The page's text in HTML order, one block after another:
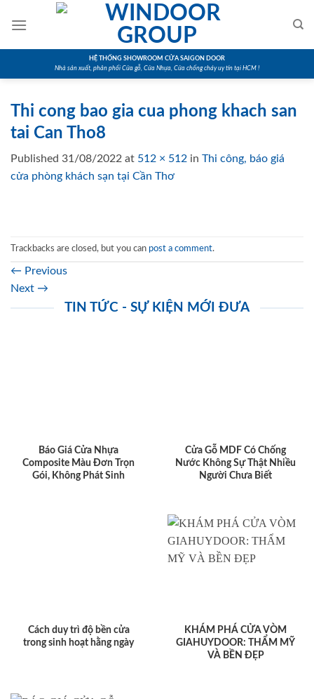
HỆ THỐNG SHOWROOM CỬA SAIGON DOOR
Nhà sản xuất, phân phối Cửa gỗ, Cửa Nhựa, Cửa chống cháy uy tín tại HCM !
Thi cong bao gia cua phong khach san
tai Can Tho8
Published 31/08/2022 at 512 × 512 in Thi công, báo giá
cửa phòng khách sạn tại Cần Thơ
Trackbacks are closed, but you can post a comment.
← Previous
Next →
TIN TỨC - SỰ KIỆN MỚI ĐƯA
Báo Giá Cửa Nhựa
Composite Màu Đơn Trọn
Gói, Không Phát Sinh
Cửa Gỗ MDF Có Chống
Nước Không Sự Thật Nhiều
Người Chưa Biết
Cách duy trì độ bền cửa
trong sinh hoạt hằng ngày
KHÁM PHÁ CỬA VÒM
GIAHUYDOOR: THẨM MỸ
VÀ BỀN ĐẸP